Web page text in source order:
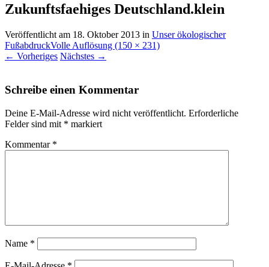
Zukunftsfaehiges Deutschland.klein
Veröffentlicht am 18. Oktober 2013 in Unser ökologischer
FußabdruckVolle Auflösung (150 × 231)
← Vorheriges Nächstes →
Schreibe einen Kommentar
Deine E-Mail-Adresse wird nicht veröffentlicht. Erforderliche
Felder sind mit * markiert
Kommentar *
Name *